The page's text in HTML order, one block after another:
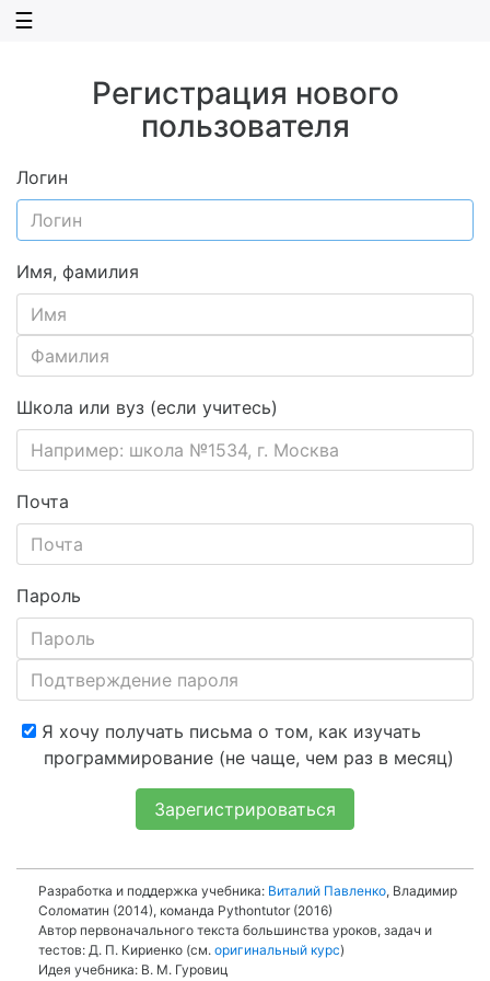
☰
Регистрация нового
пользователя
Логин
Имя, фамилия
Школа или вуз (если учитесь)
Почта
Пароль
Я хочу получать письма о том, как изучать
программирование (не чаще, чем раз в месяц)
Зарегистрироваться
Разработка и поддержка учебника: Виталий Павленко, Владимир
Соломатин (2014), команда Pythontutor (2016)
Автор первоначального текста большинства уроков, задач и
тестов: Д. П. Кириенко (см. оригинальный курс)
Идея учебника: В. М. Гуровиц